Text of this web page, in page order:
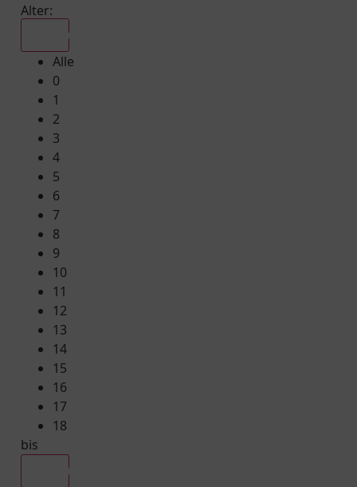
Alter:
Alle
0
1
2
3
4
5
6
7
8
9
10
11
12
13
14
15
16
17
18
bis